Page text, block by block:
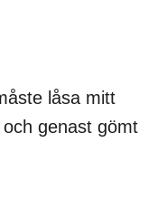
låsa mitt
genast gömt